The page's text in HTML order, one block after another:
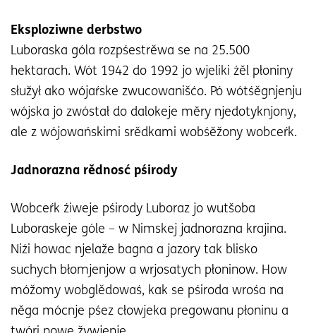
Eksploziwne derbstwo
Luboraska góla rozpśestrěwa se na 25.500
hektarach. Wót 1942 do 1992 jo wjeliki źěl płoniny
słužył ako wójaŕske zwucowanišćo. Pó wótśěgnjenju
wójska jo zwóstał do dalokeje měry njedotyknjony,
ale z wójowańskimi srědkami wobśěžony wobceŕk.
Jadnorazna rědnosć pśirody
Wobceŕk źiweje pśirody Luboraz jo wutšoba
Luboraskeje góle – w Nimskej jadnorazna krajina.
Niźi howac njelaže bagna a jazory tak blisko
suchych błomjenjow a wrjosatych płoninow. How
móžomy wobglědowaś, kak se pśiroda wrośa na
něga mócnje pśez cłowjeka pregowanu płoninu a